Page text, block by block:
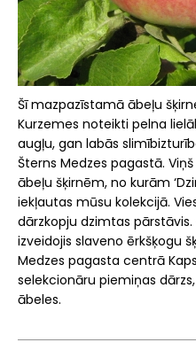
Šī mazpazīstamā ābeļu
Kurzemes noteikti pelna
augļu, gan labās
Šterns Medzes pagastā.
ābeļu šķirnēm, no kurām
iekļautas mūsu kolekcijā.
dārzkopju dzimtas
izveidojis slaveno ērkšķogu
Medzes pagasta centrā
selekcionāru piemiņas
ābeles.